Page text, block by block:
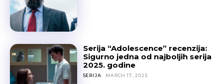
Serija “Adolescence” recenzija:
Sigurno jedna od najboljih serija
2025. godine
SERIJA MARCH 17, 2025